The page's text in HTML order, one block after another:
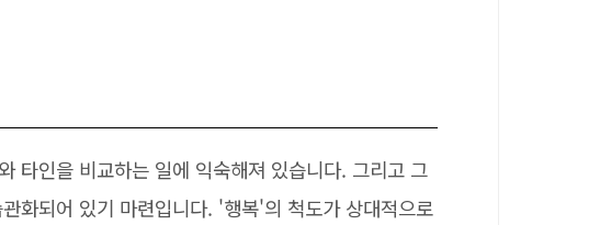
타인을 비교하는 일에 익숙해져 있습니다. 그리고 그
화되어 있기 마련입니다. '행복'의 척도가 상대적으로